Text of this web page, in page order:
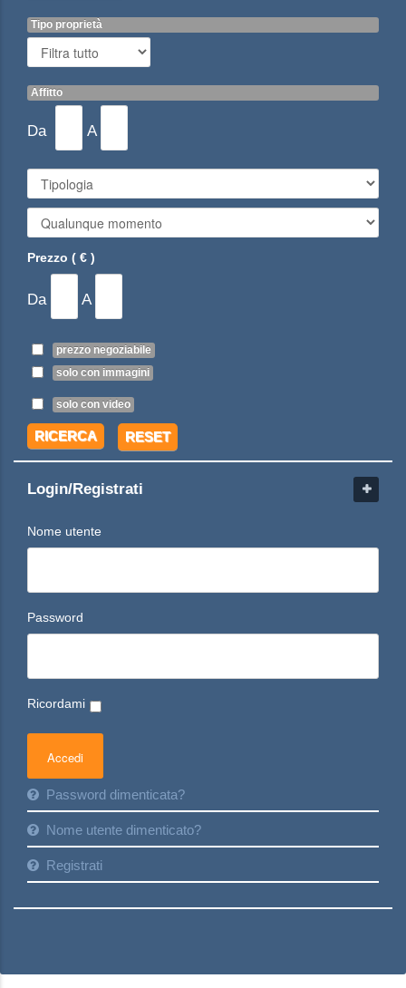
Tipo proprietà
Affitto
Da A
Prezzo ( € )
Da A
prezzo negoziabile
solo con immagini
solo con video
RICERCA RESET
Login/Registrati
Nome utente
Password
Ricordami
Password dimenticata?
Nome utente dimenticato?
Registrati